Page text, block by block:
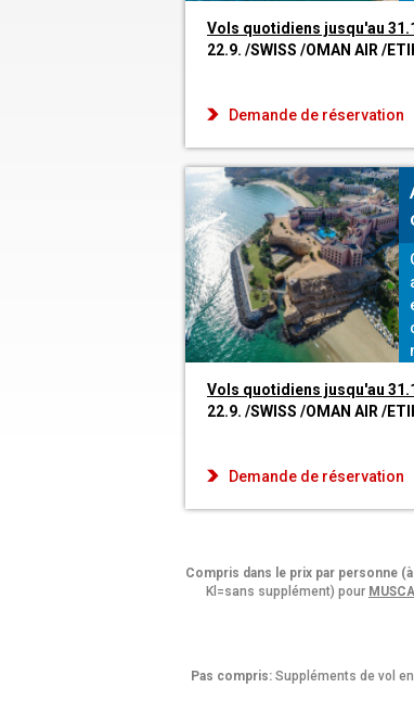
Vols quotidiens jusqu'au
22.9. /SWISS /OMAN AIR /
Demande de réservation
Vols quotidiens jusqu'au
22.9. /SWISS /OMAN AIR /
Demande de réservation
Compris dans le prix par personne
Kl=sans supplément) pour
Pas compris: Suppléments de vol